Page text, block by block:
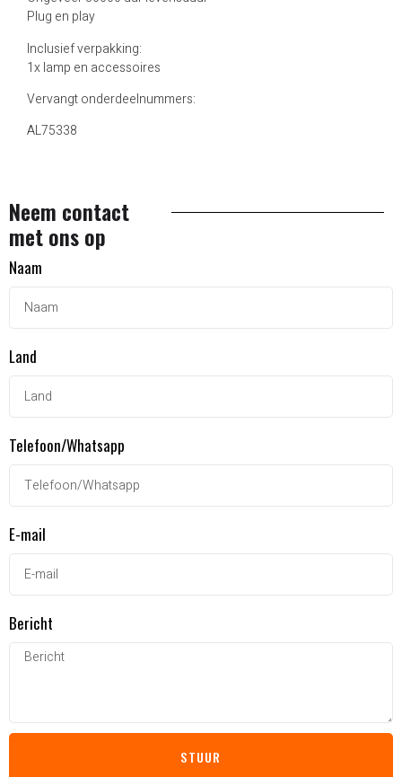
Plug en play
Inclusief verpakking:
1x lamp en accessoires
Vervangt onderdeelnummers:
AL75338
Neem contact
met ons op
Naam
Land
Telefoon/Whatsapp
E-mail
Bericht
STUUR